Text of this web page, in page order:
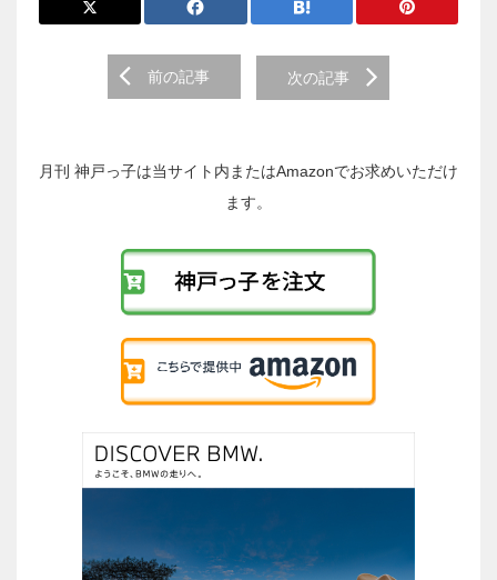
稿
前の記事 次の記事
月刊 神戸っ子は当サイト内またはAmazonでお求めいただけ
ます。